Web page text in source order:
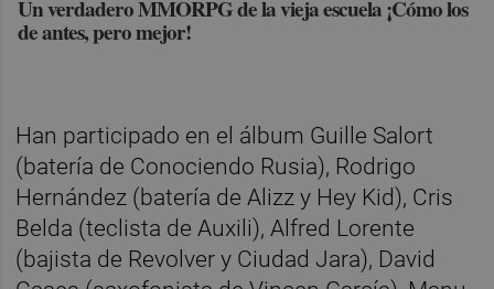
Un verdadero MMORPG de la vieja escuela ¡Cómo los
de antes, pero mejor!
Han participado en el álbum Guille Salort
(batería de Conociendo Rusia), Rodrigo
Hernández (batería de Alizz y Hey Kid), Cris
Belda (teclista de Auxili), Alfred Lorente
(bajista de Revolver y Ciudad Jara), David